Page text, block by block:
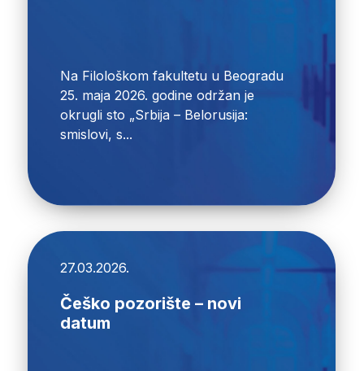
Na Filološkom fakultetu u Beogradu
25. maja 2026. godine održan je
okrugli sto „Srbija – Belorusija:
smislovi, s...
27.03.2026.
Češko pozorište – novi
datum